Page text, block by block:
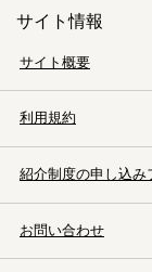
サイト情報
サイト概要
利用規約
紹介制度の申し込み
お問い合わせ